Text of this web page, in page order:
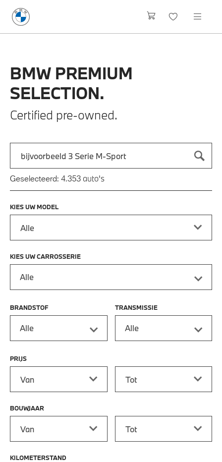
BMW PREMIUM
SELECTION.
Certified pre-owned.
Zoek naar een automodel, bijvoorbeeld 3 Serie M-Sport
Typ een automodel in en druk op enter om te zoeken
Geselecteerd: 4.353 auto's
KIES UW MODEL
KIES UW CARROSSERIE
Alle
BRANDSTOF
Alle
TRANSMISSIE
Alle
PRIJS
BOUWJAAR
KILOMETERSTAND